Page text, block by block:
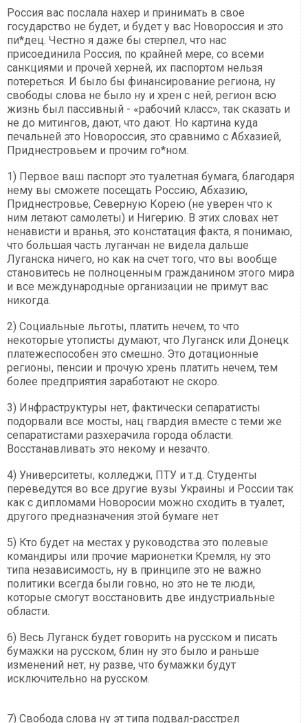
Россия вас послала нахер и принимать в свое
государство не будет, и будет у вас Новороссия и это
пи*дец. Честно я даже бы стерпел, что нас
присоединила Россия, по крайней мере, со всеми
санкциями и прочей херней, их паспортом нельзя
потереться. И было бы финансирование региона, ну
свободы слова не было ну и хрен с ней, регион всю
жизнь был пассивный - «рабочий класс», так сказать и
не до митингов, дают, что дают. Но картина куда
печальней это Новороссия, это сравнимо с Абхазией,
Приднестровьем и прочим го*ном.
1) Первое ваш паспорт это туалетная бумага, благодаря
нему вы сможете посещать Россию, Абхазию,
Приднестровье, Северную Корею (не уверен что к
ним летают самолеты) и Нигерию. В этих словах нет
ненависти и вранья, это констатация факта, я понимаю,
что большая часть луганчан не видела дальше
Луганска ничего, но как на счет того, что вы вообще
становитесь не полноценным гражданином этого мира
и все международные организации не примут вас
никогда.
2) Социальные льготы, платить нечем, то что
некоторые утописты думают, что Луганск или Донецк
платежеспособен это смешно. Это дотационные
регионы, пенсии и прочую хрень платить нечем, тем
более предприятия заработают не скоро.
3) Инфраструктуры нет, фактически сепаратисты
подорвали все мосты, нац гвардия вместе с теми же
сепаратистами разхерачила города области.
Восстанавливать это некому и незачто.
4) Университеты, колледжи, ПТУ и т.д. Студенты
переведутся во все другие вузы Украины и России так
как с дипломами Новоросии можно сходить в туалет,
другого предназначения этой бумаге нет
5) Кто будет на местах у руководства это полевые
командиры или прочие марионетки Кремля, ну это
типа независимость, ну в принципе это не важно
политики всегда были говно, но это не те люди,
которые смогут восстановить две индустриальные
области.
6) Весь Луганск будет говорить на русском и писать
бумажки на русском, блин ну это было и раньше
изменений нет, ну разве, что бумажки будут
исключительно на русском.
7) Свобода слова ну эт типа подвал-расстрел